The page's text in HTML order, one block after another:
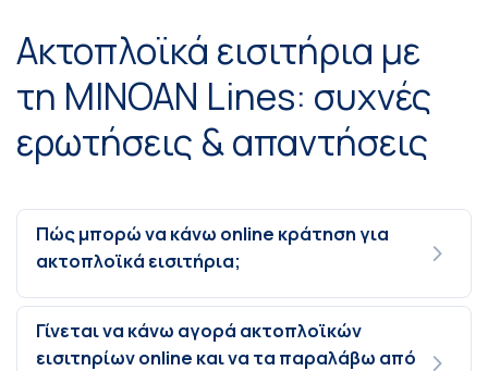
Ακτοπλοϊκά εισιτήρια με
τη MINOAN Lines: συχνές
ερωτήσεις & απαντήσεις
Πώς μπορώ να κάνω online κράτηση για
ακτοπλοϊκά εισιτήρια;
Γίνεται να κάνω αγορά ακτοπλοϊκών
εισιτηρίων online και να τα παραλάβω από